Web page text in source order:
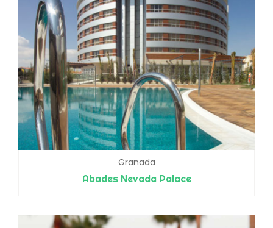
Granada
Abades Nevada Palace